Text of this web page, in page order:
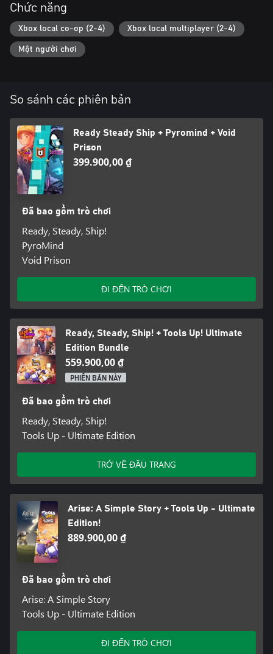
Chức năng
Xbox local co-op (2-4) Xbox local multiplayer (2-4)
Một người chơi
So sánh các phiên bản
Ready Steady Ship + Pyromind + Void
Prison
399.900,00 ₫
Đã bao gồm trò chơi
Ready, Steady, Ship!
PyroMind
Void Prison
ĐI ĐẾN TRÒ CHƠI
Ready, Steady, Ship! + Tools Up! Ultimate
Edition Bundle
559.900,00 ₫
PHIÊN BẢN NÀY
Đã bao gồm trò chơi
Ready, Steady, Ship!
Tools Up - Ultimate Edition
TRỞ VỀ ĐẦU TRANG
Arise: A Simple Story + Tools Up - Ultimate
Edition!
889.900,00 ₫
Đã bao gồm trò chơi
Arise: A Simple Story
Tools Up - Ultimate Edition
ĐI ĐẾN TRÒ CHƠI